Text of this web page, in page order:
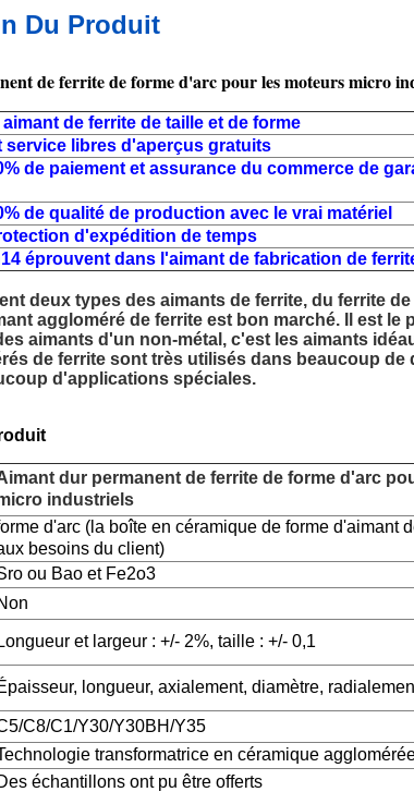
Du Produit
de ferrite de forme d'arc pour les moteurs micro
de ferrite de taille et de forme
service libres d'aperçus gratuits
de paiement et assurance du commerce de
de qualité de production avec le vrai matériel
d'expédition de temps
éprouvent dans l'aimant de fabrication de
deux types des aimants de ferrite, du ferrite
aggloméré de ferrite est bon marché. Il est
aimants d'un non-métal, c'est les aimants
de ferrite sont très utilisés dans beaucoup
d'applications spéciales.
dur permanent de ferrite de forme d'arc
industriels
d'arc (la boîte en céramique de forme d'aimant
besoins du client)
ou Bao et Fe2o3
Longueur et largeur : +/- 2%, taille : +/- 0,1
longueur, axialement, diamètre,
C8/C1/Y30/Y30BH/Y35
transformatrice en céramique
échantillons ont pu être offerts